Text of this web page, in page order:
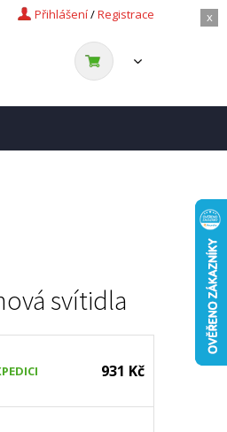
x
Registrace
/
Přihlášení
svítidla
931 Kč